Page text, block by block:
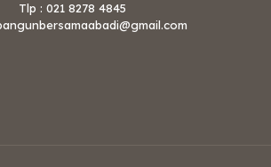
Tlp : 021 8278 4845